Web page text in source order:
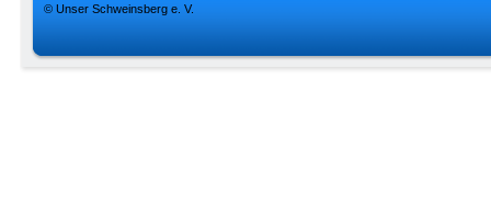
© Unser Schweinsberg e. V.